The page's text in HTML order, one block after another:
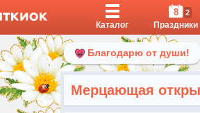
Каталог
8 2
Праздники
Благодарю от души!
Мерцающая